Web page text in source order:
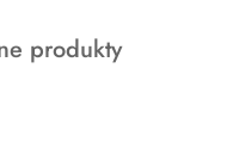
produkty